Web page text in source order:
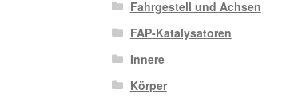
Fahrgestell und Achsen
FAP-Katalysatoren
Innere
Körper